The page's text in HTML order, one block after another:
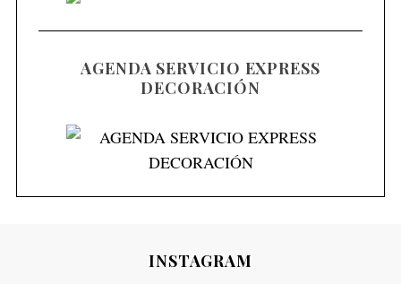
AGENDA SERVICIO EXPRESS
DECORACIÓN
INSTAGRAM